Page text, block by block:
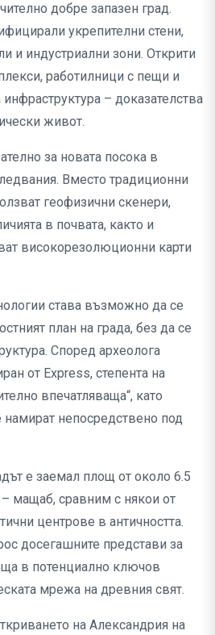
добре запазен град.
укрепителни стени,
и индустриални зони. Открити
работилници с пещи и
– доказателства
живот.
за новата посока в
Вместо традиционни
геофизични скенери,
в почвата, както и
високорезолюционни карти
става възможно да се
план на града, без да се
Според археолога
от Express, степента на
впечатляваща“, като
намират непосредствено под
е заемал площ от около 6.5
мащаб, сравним с някои от
центрове в античността.
досегашните представи за
в потенциално ключов
мрежа на древния свят.
на Александрия на